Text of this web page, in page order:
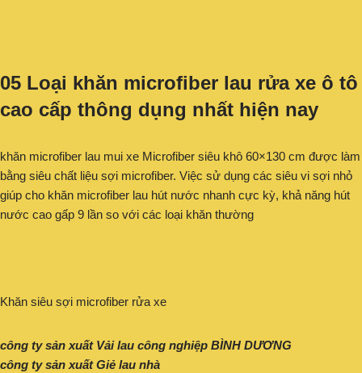
05 Loại khăn microfiber lau rửa xe ô tô
cao cấp thông dụng nhất hiện nay
khăn microfiber lau mui xe Microfiber siêu khô 60×130 cm được làm
bằng siêu chất liệu sợi microfiber. Việc sử dụng các siêu vi sợi nhỏ
giúp cho khăn microfiber lau hút nước nhanh cực kỳ, khả năng hút
nước cao gấp 9 lần so với các loại khăn thường
Khăn siêu sợi microfiber rửa xe
công ty sản xuất Vải lau công nghiệp BÌNH DƯƠNG
công ty sản xuất Giẻ lau nhà